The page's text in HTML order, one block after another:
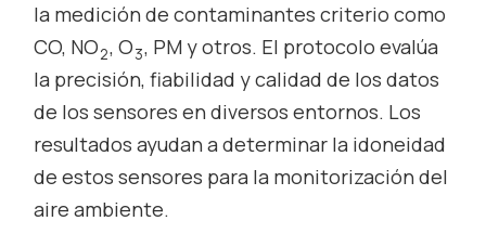
la medición de contaminantes criterio como
CO, NO2, O3, PM y otros. El protocolo evalúa
la precisión, fiabilidad y calidad de los datos
de los sensores en diversos entornos. Los
resultados ayudan a determinar la idoneidad
de estos sensores para la monitorización del
aire ambiente.